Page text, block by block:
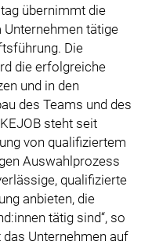
übernimmt die
tätige
Die
die erfolgreiche
und in den
des Teams und des
steht seit
von qualifiziertem
Auswahlprozess
qualifizierte
anbieten, die
tätig sind“, so
Unternehmen auf